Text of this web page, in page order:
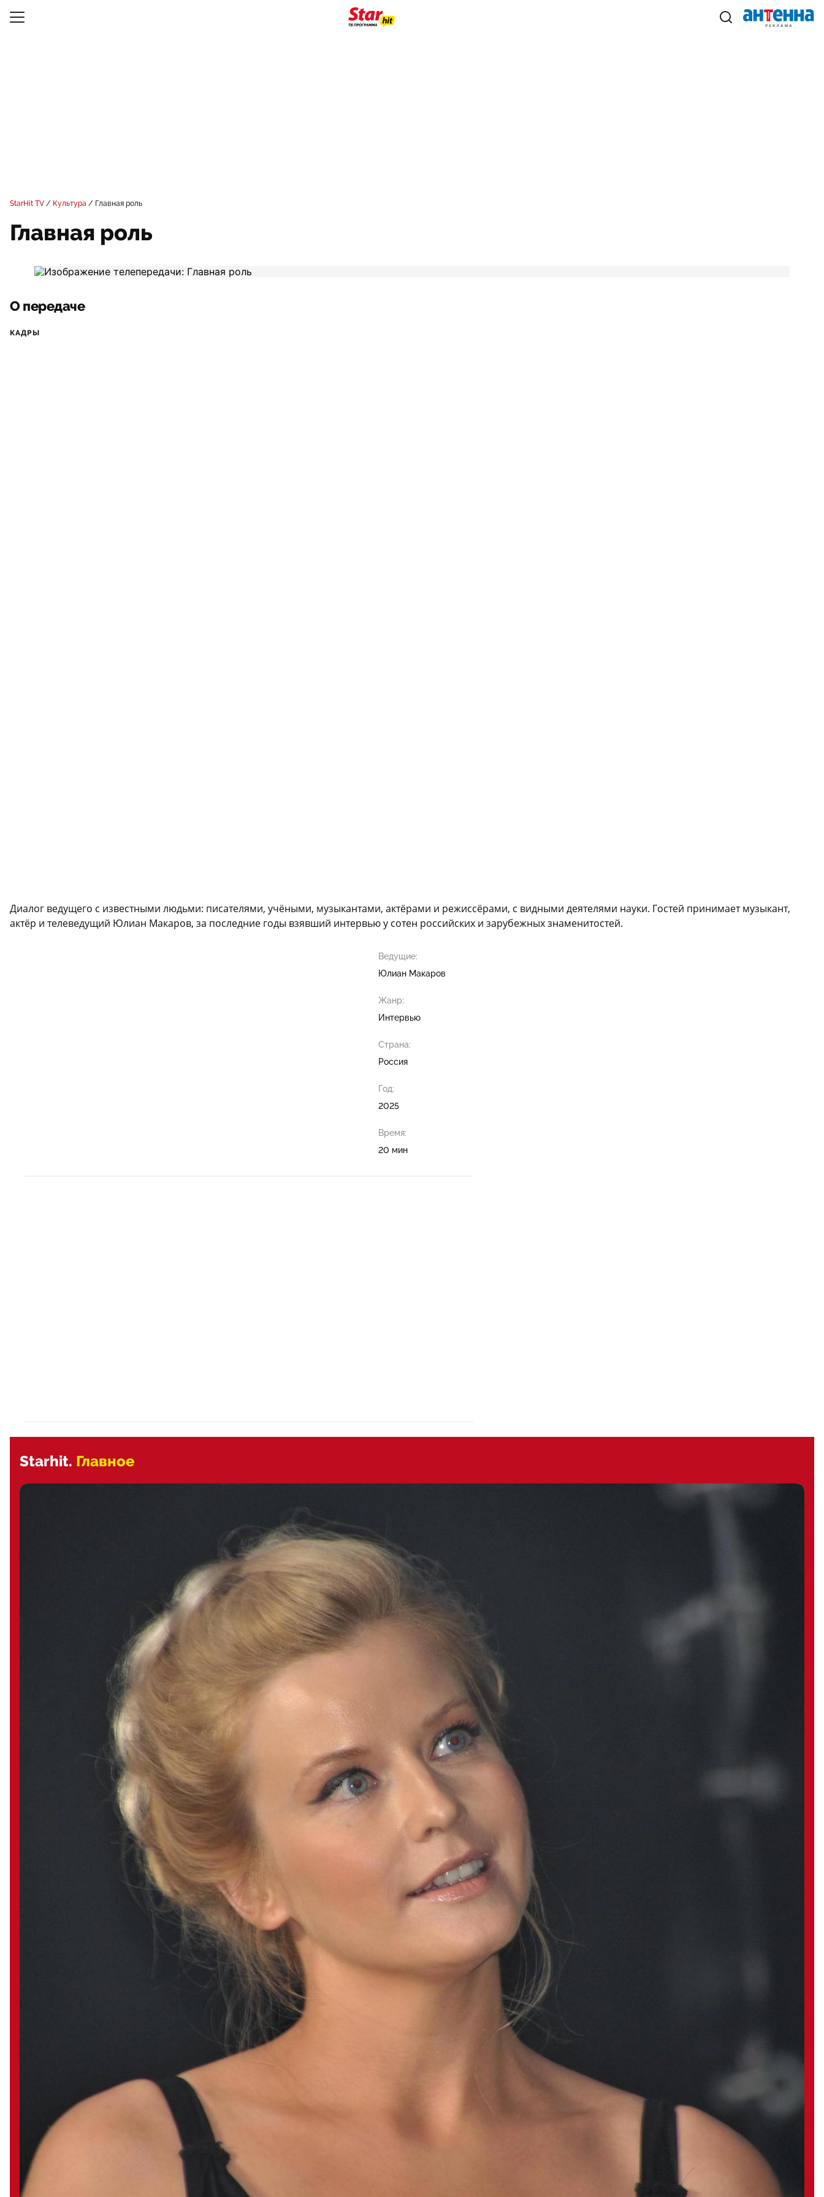
StarHit TV Культура Главная роль
Главная роль
О передаче
КАДРЫ
Диалог ведущего с известными людьми: писателями, учёными, музыкантами, актёрами и режиссёрами, с видными деятелями науки. Гостей принимает музыкант,
актёр и телеведущий Юлиан Макаров, за последние годы взявший интервью у сотен российских и зарубежных знаменитостей.
Ведущие:
Юлиан Макаров
Жанр:
Интервью
Страна:
Россия
Год:
2025
Время:
20 мин
Starhit. Главное